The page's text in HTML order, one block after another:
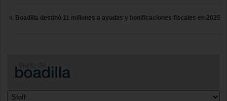
Boadilla destinó 11 millones a ayudas y bonificaciones fiscales en 2025